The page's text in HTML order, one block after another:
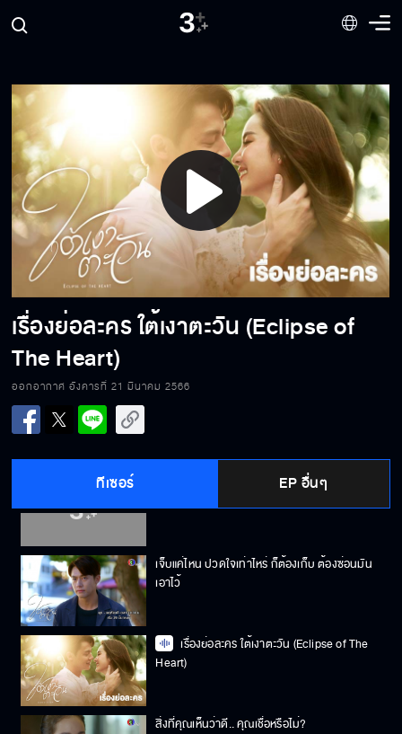
Play
Video
เรื่องย่อละคร ใต้เงาตะวัน (Eclipse of
The Heart)
ออกอากาศ อังคารที่ 21 มีนาคม 2566
ทีเซอร์ EP อื่นๆ
ให้ฉันเป็นคนสำคัญของเธอนะ
กรรมกำลังตามสนอง
กล้าได้กล้าเสีย
เกลียดอะไรมักได้อย่างนั้น
ใต้เงาตะวันคืนนี้ เสนอเป็นตอนแรก
เจ็บแค่ไหน ปวดใจเท่าไหร่ ก็ต้องเก็บ ต้องซ่อนมัน
เอาไว้
เรื่องย่อละคร ใต้เงาตะวัน (Eclipse of The
Heart)
สิ่งที่คุณเห็นว่าดี.. คุณเชื่อหรือไม่?